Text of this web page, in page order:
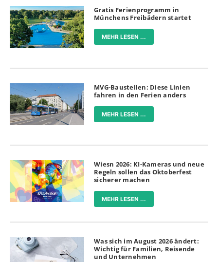
Gratis Ferienprogramm in
Münchens Freibädern startet
MEHR LESEN ...
MVG-Baustellen: Diese Linien
fahren in den Ferien anders
MEHR LESEN ...
Wiesn 2026: KI-Kameras und neue
Regeln sollen das Oktoberfest
sicherer machen
MEHR LESEN ...
Was sich im August 2026 ändert:
Wichtig für Familien, Reisende
und Unternehmen